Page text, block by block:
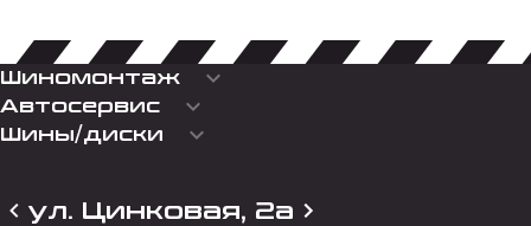
Шиномонтаж keyboard_arrow_down
Автосервис keyboard_arrow_down
Шины/диски keyboard_arrow_down
ул. Цинковая, 2а